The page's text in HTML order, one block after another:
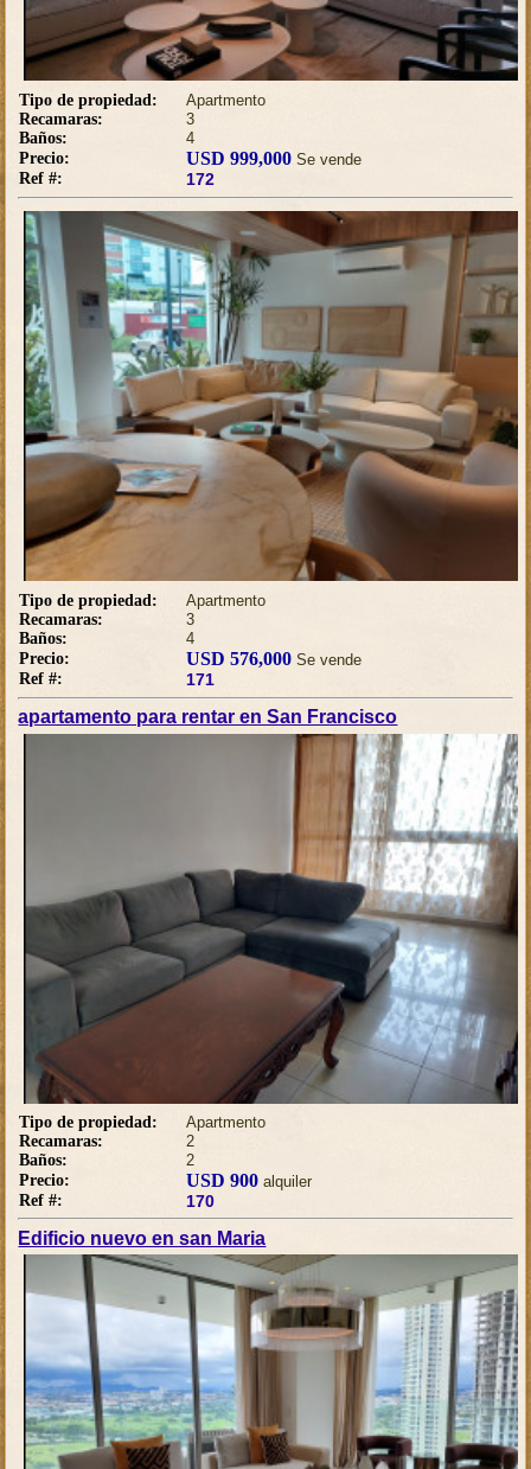
Tipo de propiedad:
Apartmento
Recamaras:
3
Baños:
4
Precio:
USD 999,000 Se vende
Ref #:
172
Tipo de propiedad:
Apartmento
Recamaras:
3
Baños:
4
Precio:
USD 576,000 Se vende
Ref #:
171
apartamento para rentar en San Francisco
Tipo de propiedad:
Apartmento
Recamaras:
2
Baños:
2
Precio:
USD 900 alquiler
Ref #:
170
Edificio nuevo en san Maria